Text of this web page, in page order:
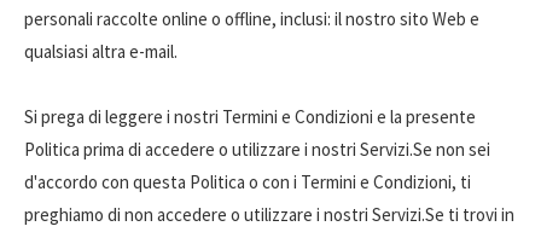
personali raccolte online o offline, inclusi: il nostro sito Web e
qualsiasi altra e-mail.
Si prega di leggere i nostri Termini e Condizioni e la presente
Politica prima di accedere o utilizzare i nostri Servizi.Se non sei
d'accordo con questa Politica o con i Termini e Condizioni, ti
preghiamo di non accedere o utilizzare i nostri Servizi.Se ti trovi in